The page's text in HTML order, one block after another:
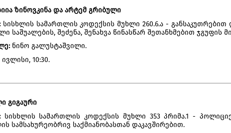
ზინოვკინა და არტემ გრიბული
სისხლის სამართლის კოდექსის მუხლი 260.6.ა -
საშუალების, შეძენა, შენახვა წინასწარ შეთანხმებით ჯგუფის
ნინო გალუსტაშვილი.
ივლისი, 10:30.
გიგაური
სისხლის სამართლის კოდექსის მუხლი 353 პრიმა.1 -
სამსახურეობრივ საქმიანობასთან დაკავშირებით.